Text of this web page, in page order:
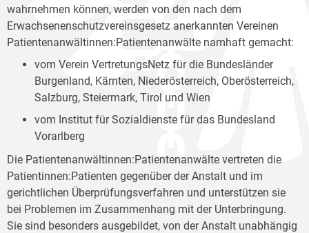
wahrnehmen können, werden von den nach dem
Erwachsenenschutzvereinsgesetz anerkannten Vereinen
Patientenanwältinnen:Patientenanwälte namhaft gemacht:
vom Verein VertretungsNetz für die Bundesländer
Burgenland, Kärnten, Niederösterreich, Oberösterreich,
Salzburg, Steiermark, Tirol und Wien
vom Institut für Sozialdienste für das Bundesland
Vorarlberg
Die Patientenanwältinnen:Patientenanwälte vertreten die
Patientinnen:Patienten gegenüber der Anstalt und im
gerichtlichen Überprüfungsverfahren und unterstützen sie
bei Problemen im Zusammenhang mit der Unterbringung.
Sie sind besonders ausgebildet, von der Anstalt unabhängig